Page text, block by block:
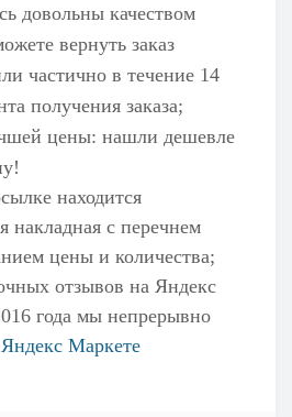
довольны качеством
вернуть заказ
частично в течение 14
получения заказа;
цены: нашли дешевле
находится
накладная с перечнем
цены и количества;
отзывов на Яндекс
года мы непрерывно
Яндекс Маркете